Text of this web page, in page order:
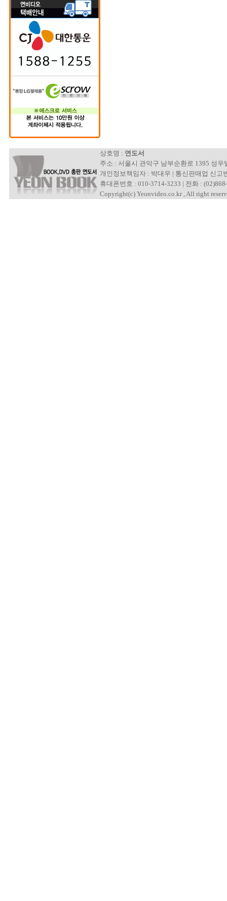
상호명 : 연도서
주소 : 서울시 관악구 남부순환로 1395 성우
개인정보책임자 : 박대우 | 통신판매업 신고
휴대폰번호 : 010-3714-3233 | 전화 :
Copyright(c) Yeonvideo.co.kr , All right